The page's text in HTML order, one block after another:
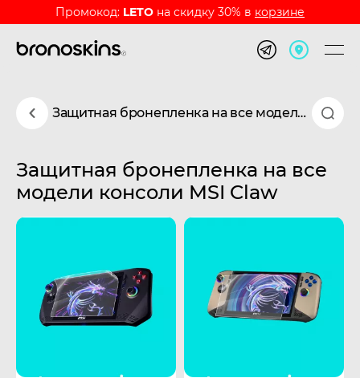
Промокод: LETO на скидку 30% в корзине
Защитная бронепленка на все модели консоли MSI Claw
Защитная бронепленка на все
модели консоли MSI Claw